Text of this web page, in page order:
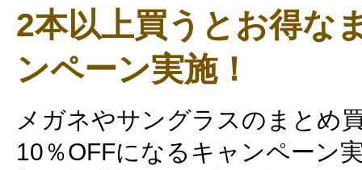
2本以上買うとお得な
ンペーン実施！
メガネやサングラスのまとめ
10％OFFになるキャンペーン